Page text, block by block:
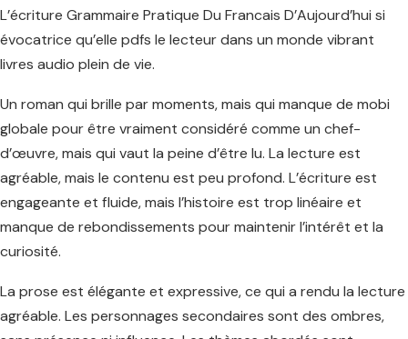
L’écriture Grammaire Pratique Du Francais D’Aujourd’hui si
évocatrice qu’elle pdfs le lecteur dans un monde vibrant
livres audio plein de vie.
Un roman qui brille par moments, mais qui manque de mobi
globale pour être vraiment considéré comme un chef-
d’œuvre, mais qui vaut la peine d’être lu. La lecture est
agréable, mais le contenu est peu profond. L’écriture est
engageante et fluide, mais l’histoire est trop linéaire et
manque de rebondissements pour maintenir l’intérêt et la
curiosité.
La prose est élégante et expressive, ce qui a rendu la lecture
agréable. Les personnages secondaires sont des ombres,